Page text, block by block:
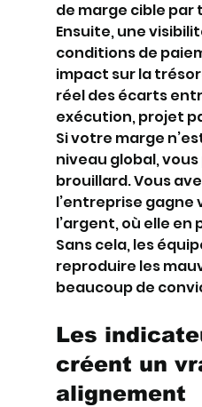
de marge cible par
Ensuite, une
conditions de
impact sur la
réel des écarts
exécution, projet
Si votre marge
niveau global,
brouillard. Vous
l’entreprise gagne
l’argent, où elle en
Sans cela, les
reproduire les
beaucoup de
Les
créent un
alignement